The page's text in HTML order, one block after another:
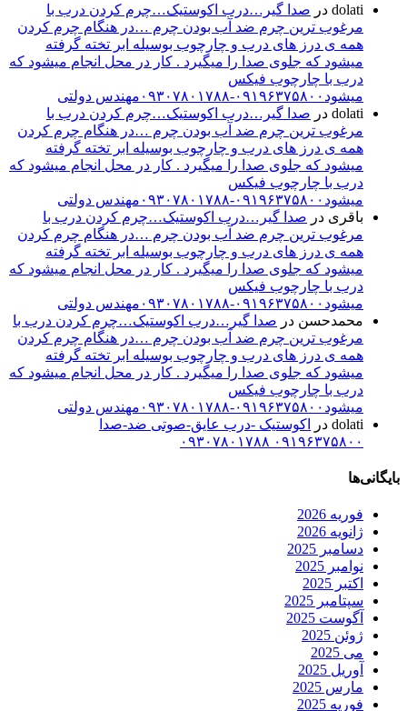
درصدا گیر…درب اکوستیک…چرم کردن درب با
ترین چرم ضد آب بودن چرم …در هنگام چرم کردن
ی درز های درب و چارچوب بوسیله ابر تخته گرفته
که جلوی صدا را میگیرد . کار در محل انجام میشود که
با چارچوب فیکس
درصدا گیر…درب اکوستیک…چرم کردن درب با
ترین چرم ضد آب بودن چرم …در هنگام چرم کردن
ی درز های درب و چارچوب بوسیله ابر تخته گرفته
که جلوی صدا را میگیرد . کار در محل انجام میشود که
با چارچوب فیکس
درصدا گیر…درب اکوستیک…چرم کردن درب با
ترین چرم ضد آب بودن چرم …در هنگام چرم کردن
ی درز های درب و چارچوب بوسیله ابر تخته گرفته
که جلوی صدا را میگیرد . کار در محل انجام میشود که
با چارچوب فیکس
درصدا گیر…درب اکوستیک…چرم کردن درب با
ترین چرم ضد آب بودن چرم …در هنگام چرم کردن
ی درز های درب و چارچوب بوسیله ابر تخته گرفته
که جلوی صدا را میگیرد . کار در محل انجام میشود که
با چارچوب فیکس
دراکوستیک -درب عایق-صوتی ضد-صدا
۰۹۳۰۷۸۰۱۷۸۸
2026
2026
2025
2025
2025
2025
2025
2025
2025
2025
2025